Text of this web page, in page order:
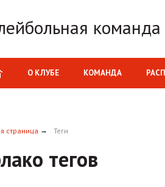
О КЛУБЕ КОМАНДА
страница Теги
тегов